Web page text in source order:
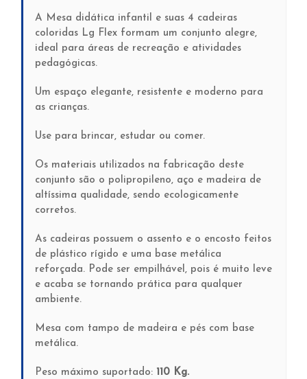
A Mesa didática infantil e suas 4 cadeiras
coloridas Lg Flex formam um conjunto alegre,
ideal para áreas de recreação e atividades
pedagógicas.
Um espaço elegante, resistente e moderno para
as crianças.
Use para brincar, estudar ou comer.
Os materiais utilizados na fabricação deste
conjunto são o polipropileno, aço e madeira de
altíssima qualidade, sendo ecologicamente
corretos.
As cadeiras possuem o assento e o encosto feitos
de plástico rígido e uma base metálica
reforçada. Pode ser empilhável, pois é muito leve
e acaba se tornando prática para qualquer
ambiente.
Mesa com tampo de madeira e pés com base
metálica.
Peso máximo suportado: 110 Kg.